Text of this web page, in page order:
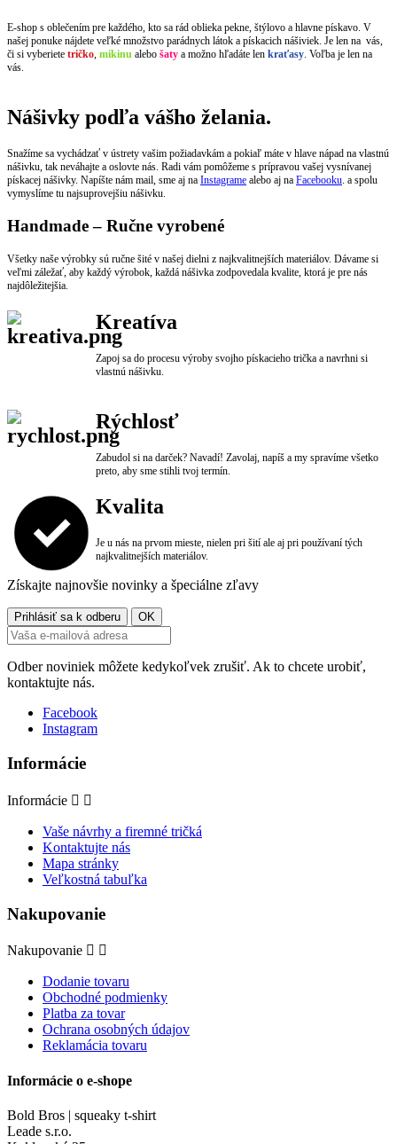
E-shop s oblečením pre každého, kto sa rád oblieka pekne, štýlovo a hlavne pískavo. V
našej ponuke nájdete veľké množstvo parádnych látok a pískacich nášiviek. Je len na vás,
či si vyberiete tričko mikinu alebo šaty a možno hľadáte len kraťasy . Voľba je len na
vás.
Nášivky podľa vášho želania.
Snažíme sa vychádzať v ústrety vašim požiadavkám a pokiaľ máte v hlave nápad na vlastnú
nášivku, tak neváhajte a oslovte nás. Radi vám pomôžeme s prípravou vašej vysnívanej
pískacej nášivky. Napíšte nám mail, sme aj na Instagrame alebo aj na Facebooku . a spolu
vymyslíme tu najsuprovejšiu nášivku.
Handmade – Ručne vyrobené
Všetky naše výrobky sú ručne šité v našej dielni z najkvalitnejších materiálov. Dávame si
veľmi záležať, aby každý výrobok, každá nášivka zodpovedala kvalite, ktorá je pre nás
najdôležitejšia.
Kreatíva
Zapoj sa do procesu výroby svojho pískacieho trička a navrhni si
vlastnú nášivku.
Rýchlosť
Zabudol si na darček? Navadí! Zavolaj, napíš a my spravíme všetko
preto, aby sme stihli tvoj termín.
Kvalita
Je u nás na prvom mieste, nielen pri šití ale aj pri používaní tých
najkvalitnejších materiálov.
Získajte najnovšie novinky a špeciálne zľavy
Odber noviniek môžete kedykoľvek zrušiť. Ak to chcete urobiť,
kontaktujte nás.
Facebook
Instagram
Informácie
Informácie  
Vaše návrhy a firemné tričká
Kontaktujte nás
Mapa stránky
Veľkostná tabuľka
Nakupovanie
Nakupovanie  
Dodanie tovaru
Obchodné podmienky
Platba za tovar
Ochrana osobných údajov
Reklamácia tovaru
Informácie o e-shope
Bold Bros | squeaky t-shirt
Leade s.r.o.